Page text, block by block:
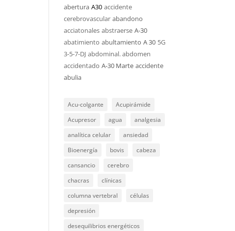
abertura A30 accidente
cerebrovascular abandono
acciatonales abstraerse A-30
abatimiento abultamiento A 30 5G
3-5-7-DJ abdominal. abdomen
accidentado A-30 Marte accidente
abulia
Acu-colgante
Acupirámide
Acupresor
agua
analgesia
analítica celular
ansiedad
Bioenergía
bovis
cabeza
cansancio
cerebro
chacras
clínicas
columna vertebral
células
depresión
desequilibrios energéticos